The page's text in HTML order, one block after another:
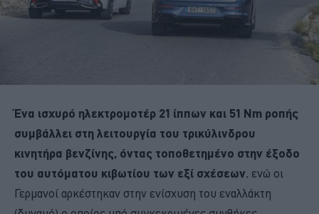
Ένα ισχυρό ηλεκτρομοτέρ 21 ίππων και 51 Nm ροπής
συμβάλλει στη λειτουργία του τρικύλινδρου
κινητήρα βενζίνης, όντας τοποθετημένο στην έξοδο
του αυτόματου κιβωτίου των εξί σχέσεων, ενώ οι
Γερμανοί αρκέστηκαν στην ενίσχυση του εναλλάκτη